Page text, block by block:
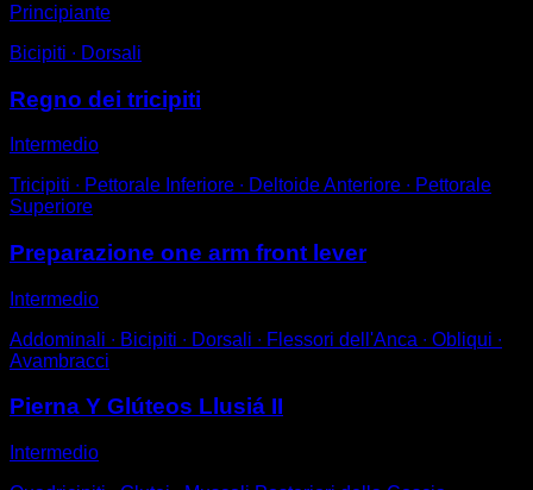
Principiante
Bicipiti ∙ Dorsali
Regno dei tricipiti
Intermedio
Tricipiti ∙ Pettorale Inferiore ∙ Deltoide Anteriore ∙ Pettorale
Superiore
Preparazione one arm front lever
Intermedio
Addominali ∙ Bicipiti ∙ Dorsali ∙ Flessori dell'Anca ∙ Obliqui ∙
Avambracci
Pierna Y Glúteos Llusiá II
Intermedio